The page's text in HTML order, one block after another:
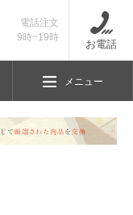
電話注文
9時~19時
お電話
メニュー